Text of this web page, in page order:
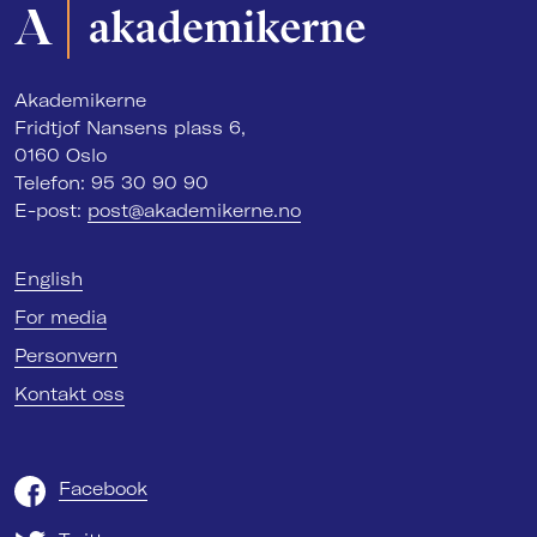
Akademikerne
Fridtjof Nansens plass 6,
0160 Oslo
Telefon: 95 30 90 90
E-post: post@akademikerne.no
English
For media
Personvern
Kontakt oss
Facebook